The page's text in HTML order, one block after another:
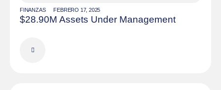
FINANZAS FEBRERO 17, 2025
$28.90M Assets Under Management